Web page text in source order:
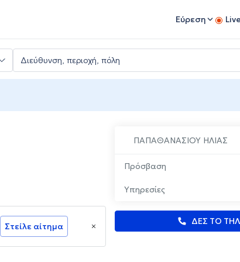
Εύρεση
ΠΑΠΑΘΑΝΑΣΙΟΥ ΗΛΙΑΣ
Πρόσβαση
Υπηρεσίες
ΔΕΣ ΤΟ
Στείλε αίτημα